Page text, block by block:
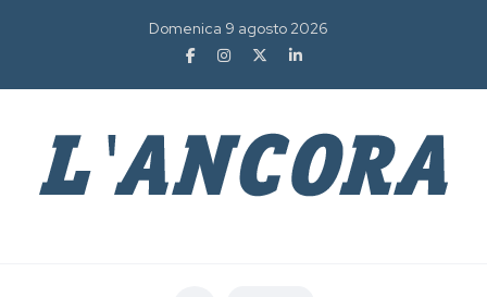
Domenica 9 agosto 2026